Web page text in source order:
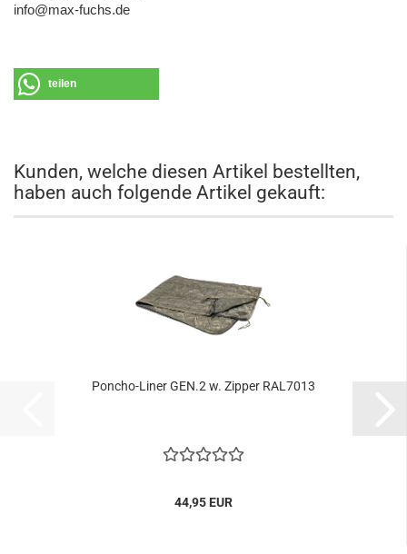
info@max-fuchs.de
teilen
Kunden, welche diesen Artikel bestellten,
haben auch folgende Artikel gekauft:
Poncho-Liner GEN.2 w. Zipper RAL7013
44,95 EUR